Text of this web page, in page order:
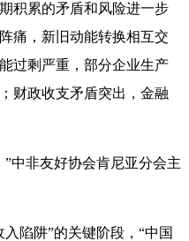
累的矛盾和风险进一步
痛，新旧动能转换相互交
过剩严重，部分企业生产
财政收支矛盾突出，金融
非友好协会肯尼亚分会主
陷阱”的关键阶段，“中国